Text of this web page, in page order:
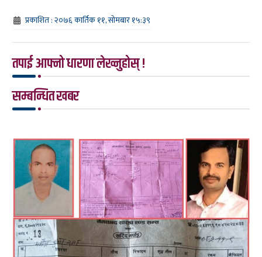
प्रकाशित : २०७६ कार्तिक ११, सोमबार १५:३९
तपाई आफ्नो धारणा लेख्नुहोस् !
सम्बन्धित खबर